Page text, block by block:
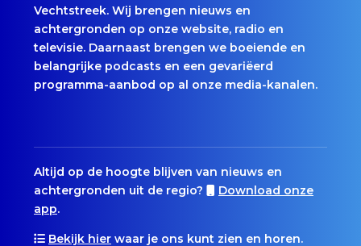
Vechtstreek. Wij brengen nieuws en
achtergronden op onze website, radio en
televisie. Daarnaast brengen we boeiende en
belangrijke podcasts en een gevariëerd
programma-aanbod op al onze media-kanalen.
Altijd op de hoogte blijven van nieuws en
achtergronden uit de regio?
Download onze
app.
Bekijk hier waar je ons kunt zien en horen.